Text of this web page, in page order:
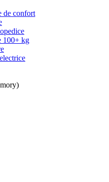
de confort
100+ kg